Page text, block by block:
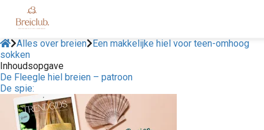
Alles over breien
Een makkelijke hiel voor teen-omhoog
sokken
Inhoudsopgave
De Fleegle hiel breien – patroon
De spie: